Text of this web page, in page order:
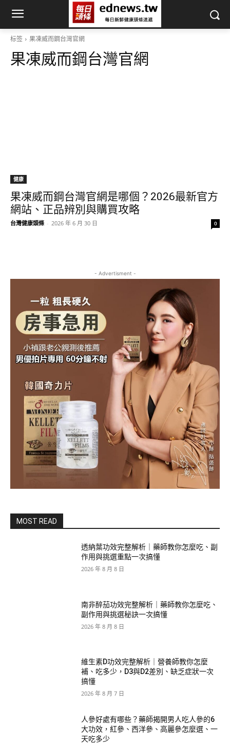
标签 果凍威而鋼台灣官網
果凍威而鋼台灣官網
健康
果凍威而鋼台灣官網是哪個？2026最新官方
網站、正品辨別與購買攻略
台灣健康頭條 - 2026 年 6 月 30 日 0
- Advertisment -
MOST READ
透納葉功效完整解析｜藥師教你怎麼吃、副
作用與挑選重點一次搞懂
2026 年 8 月 8 日
南非醉茄功效完整解析｜藥師教你怎麼吃、
副作用與挑選秘訣一次搞懂
2026 年 8 月 8 日
維生素D功效完整解析｜營養師教你怎麼
補、吃多少，D3與D2差別、缺乏症狀一次
搞懂
2026 年 8 月 7 日
人參好處有哪些？藥師揭開男人吃人參的6
大功效，紅參、西洋參、高麗參怎麼選、一
天吃多少